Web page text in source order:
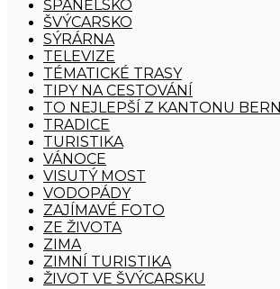
ŠPANĚLSKO
ŠVÝCARSKO
SÝRÁRNA
TELEVIZE
TÉMATICKÉ TRASY
TIPY NA CESTOVÁNÍ
TO NEJLEPŠÍ Z KANTONU BERN
TRADICE
TURISTIKA
VÁNOCE
VISUTÝ MOST
VODOPÁDY
ZAJÍMAVÉ FOTO
ZE ŽIVOTA
ZIMA
ZIMNÍ TURISTIKA
ŽIVOT VE ŠVÝCARSKU